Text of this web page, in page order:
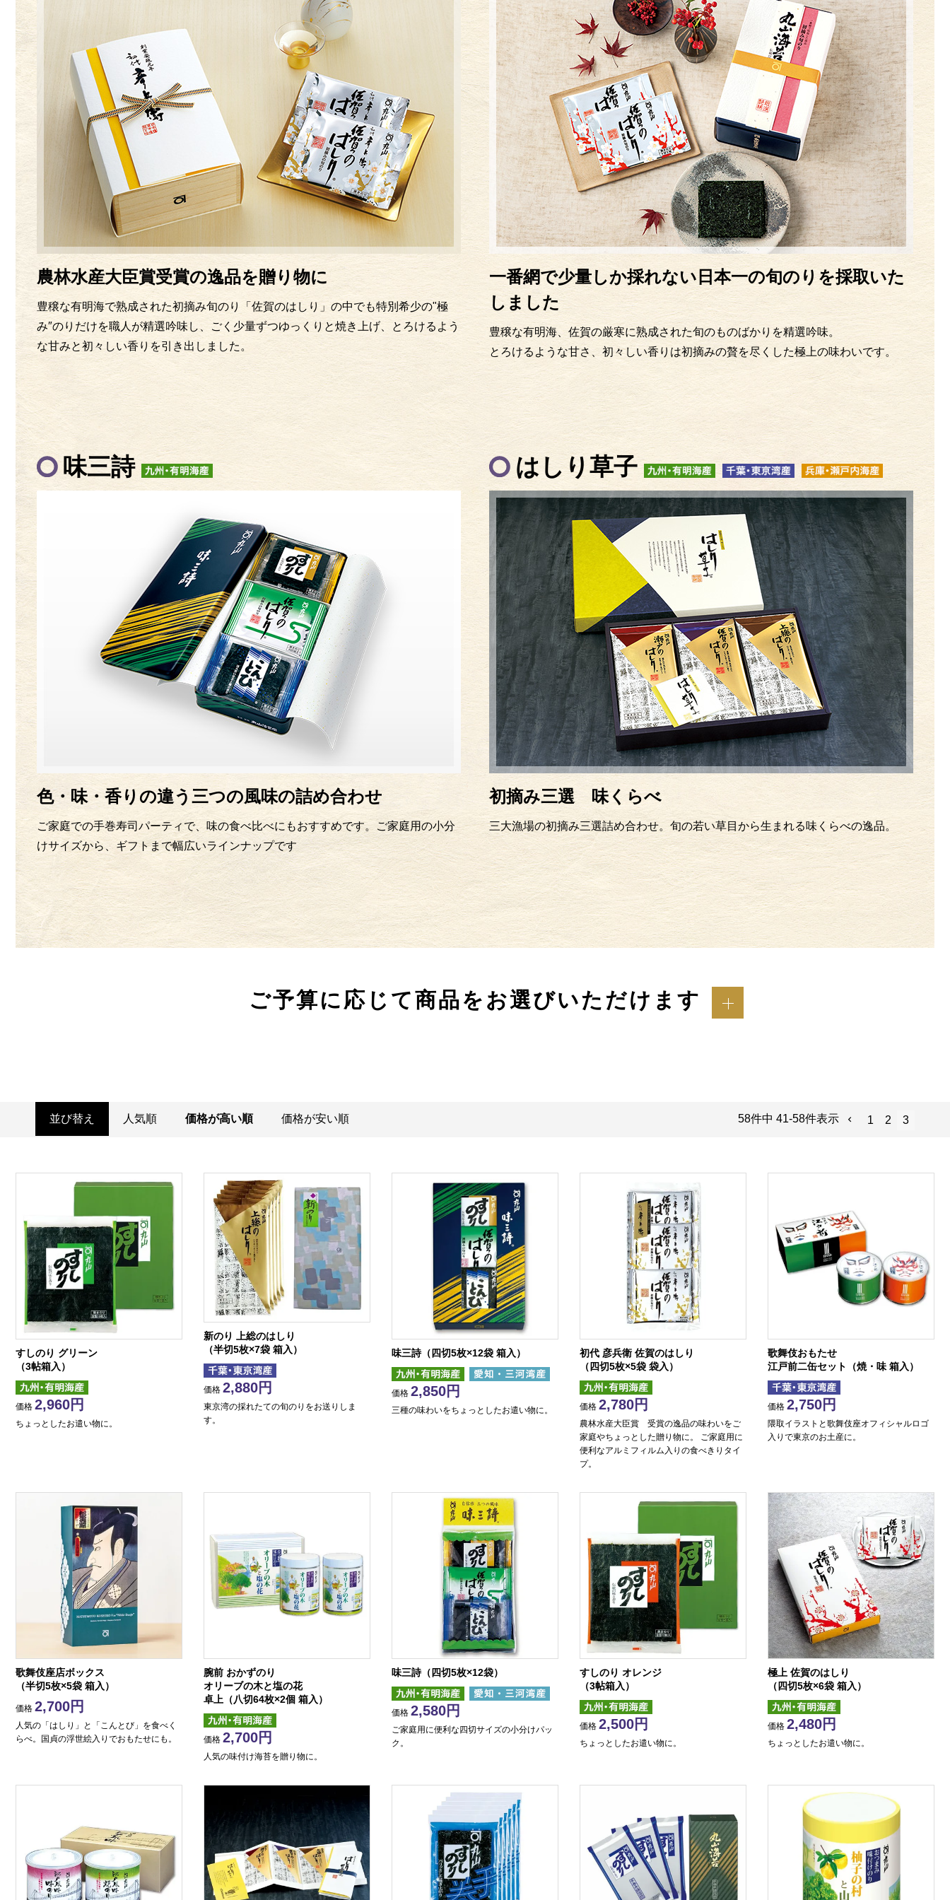
農林水産大臣賞受賞の逸品を贈り物に
豊穣な有明海で熟成された初摘み旬のり「佐賀のはしり」の中でも特別希少の"極
み″のりだけを職人が精選吟味し、ごく少量ずつゆっくりと焼き上げ、とろけるよう
な甘みと初々しい香りを引き出しました。
一番網で少量しか採れない日本一の旬のりを採取いた
しました
豊穣な有明海、佐賀の厳寒に熟成された旬のものばかりを精選吟味。
とろけるような甘さ、初々しい香りは初摘みの贅を尽くした極上の味わいです。
味三詩
色・味・香りの違う三つの風味の詰め合わせ
ご家庭での手巻寿司パーティで、味の食べ比べにもおすすめです。ご家庭用の小分
けサイズから、ギフトまで幅広いラインナップです
はしり草子
初摘み三選 味くらべ
三大漁場の初摘み三選詰め合わせ。旬の若い草目から生まれる味くらべの逸品。
ご予算に応じて商品をお選びいただけます
並び替え 人気順 価格が高い順 価格が安い順 58件中 41-58件表示 1 2 3
すしのり グリーン
（3帖箱入）
価格 2,960
ちょっとしたお遣い物に。
新のり 上総のはしり
（半切5枚×7袋 箱入）
価格 2,880
東京湾の採れたての旬のりをお送りしま
す。
味三詩（四切5枚×12袋 箱入）
価格 2,850
三種の味わいをちょっとしたお遣い物に。
初代 彦兵衛 佐賀のはしり
（四切5枚×5袋 袋入）
価格 2,780
農林水産大臣賞 受賞の逸品の味わいをご
家庭やちょっとした贈り物に。 ご家庭用に
便利なアルミフィルム入りの食べきりタイ
プ。
歌舞伎おもたせ
江戸前二缶セット（焼・味 箱入）
価格 2,750
隈取イラストと歌舞伎座オフィシャルロゴ
入りで東京のお土産に。
歌舞伎座店ボックス
（半切5枚×5袋 箱入）
価格 2,700
人気の「はしり」と「こんとび」を食べく
らべ。国貞の浮世絵入りでおもたせにも。
腕前 おかずのり
オリーブの木と塩の花
卓上（八切64枚×2個 箱入）
価格 2,700
人気の味付け海苔を贈り物に。
味三詩（四切5枚×12袋）
価格 2,580
ご家庭用に便利な四切サイズの小分けパッ
ク。
すしのり オレンジ
（3帖箱入）
価格 2,500
ちょっとしたお遣い物に。
極上 佐賀のはしり
（四切5枚×6袋 箱入）
価格 2,480
ちょっとしたお遣い物に。